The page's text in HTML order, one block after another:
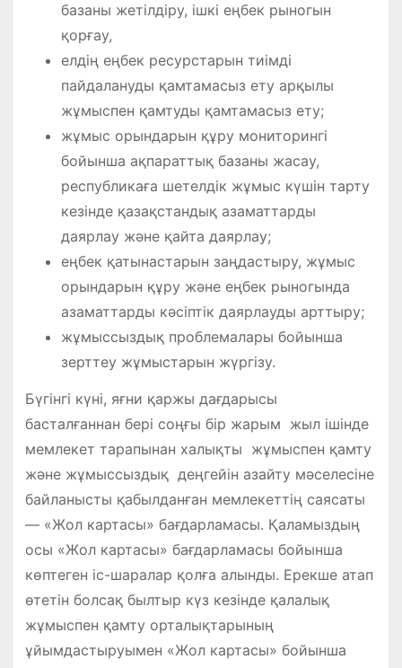
базаны жетiлдiру, ішкi еңбек рыногын
қорғау,
елдің еңбек ресурстарын тиiмдi
пайдалануды қамтамасыз ету арқылы
жұмыспен қамтуды қамтамасыз ету;
жұмыс орындарын құру мониторингi
бойынша ақпараттық базаны жасау,
республикаға шетелдiк жұмыс күшiн тарту
кезiнде қазақстандық азаматтарды
даярлау және қайта даярлау;
еңбек қатынастарын заңдастыру, жұмыс
орындарын құру және еңбек рыногында
азаматтарды кәсіптік даярлауды арттыру;
жұмыссыздық проблемалары бойынша
зерттеу жұмыстарын жүргiзу.
Бүгінгі күні, яғни қаржы дағдарысы
басталғаннан бері соңғы бір жарым жыл ішінде
мемлекет тарапынан халықты жұмыспен қамту
және жұмыссыздық деңгейін азайту мәселесіне
байланысты қабылданған мемлекеттің саясаты
— «Жол картасы» бағдарламасы. Қаламыздың
осы «Жол картасы» бағдарламасы бойынша
көптеген іс-шаралар қолға алынды. Ерекше атап
өтетін болсақ былтыр күз кезінде қалалық
жұмыспен қамту орталықтарының
ұйымдастыруымен «Жол картасы» бойынша